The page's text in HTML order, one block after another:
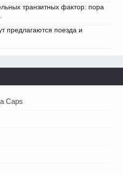
транзитных фактор: пора
предлагаются поезда и
Caps